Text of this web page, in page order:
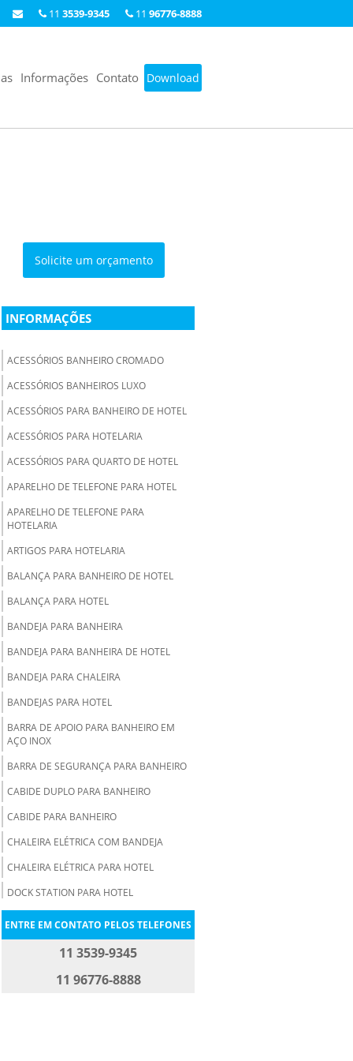
11 96776-8888
11 3539-9345
Informações Contato Download
Solicite um orçamento
INFORMAÇÕES
ACESSÓRIOS BANHEIRO CROMADO
ACESSÓRIOS BANHEIROS LUXO
ACESSÓRIOS PARA BANHEIRO DE HOTEL
ACESSÓRIOS PARA HOTELARIA
ACESSÓRIOS PARA QUARTO DE HOTEL
APARELHO DE TELEFONE PARA HOTEL
APARELHO DE TELEFONE PARA
HOTELARIA
ARTIGOS PARA HOTELARIA
BALANÇA PARA BANHEIRO DE HOTEL
BALANÇA PARA HOTEL
BANDEJA PARA BANHEIRA
BANDEJA PARA BANHEIRA DE HOTEL
BANDEJA PARA CHALEIRA
BANDEJAS PARA HOTEL
BARRA DE APOIO PARA BANHEIRO EM
AÇO INOX
BARRA DE SEGURANÇA PARA BANHEIRO
CABIDE DUPLO PARA BANHEIRO
CABIDE PARA BANHEIRO
CHALEIRA ELÉTRICA COM BANDEJA
CHALEIRA ELÉTRICA PARA HOTEL
DOCK STATION PARA HOTEL
ESPELHO RETRÁTIL PARA HOTEL
ENTRE EM CONTATO PELOS TELEFONES
11 3539-9345
11 96776-8888